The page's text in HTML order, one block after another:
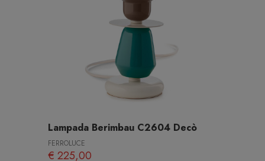
Lampada Berimbau C2604 Decò
FERROLUCE
€ 225,00